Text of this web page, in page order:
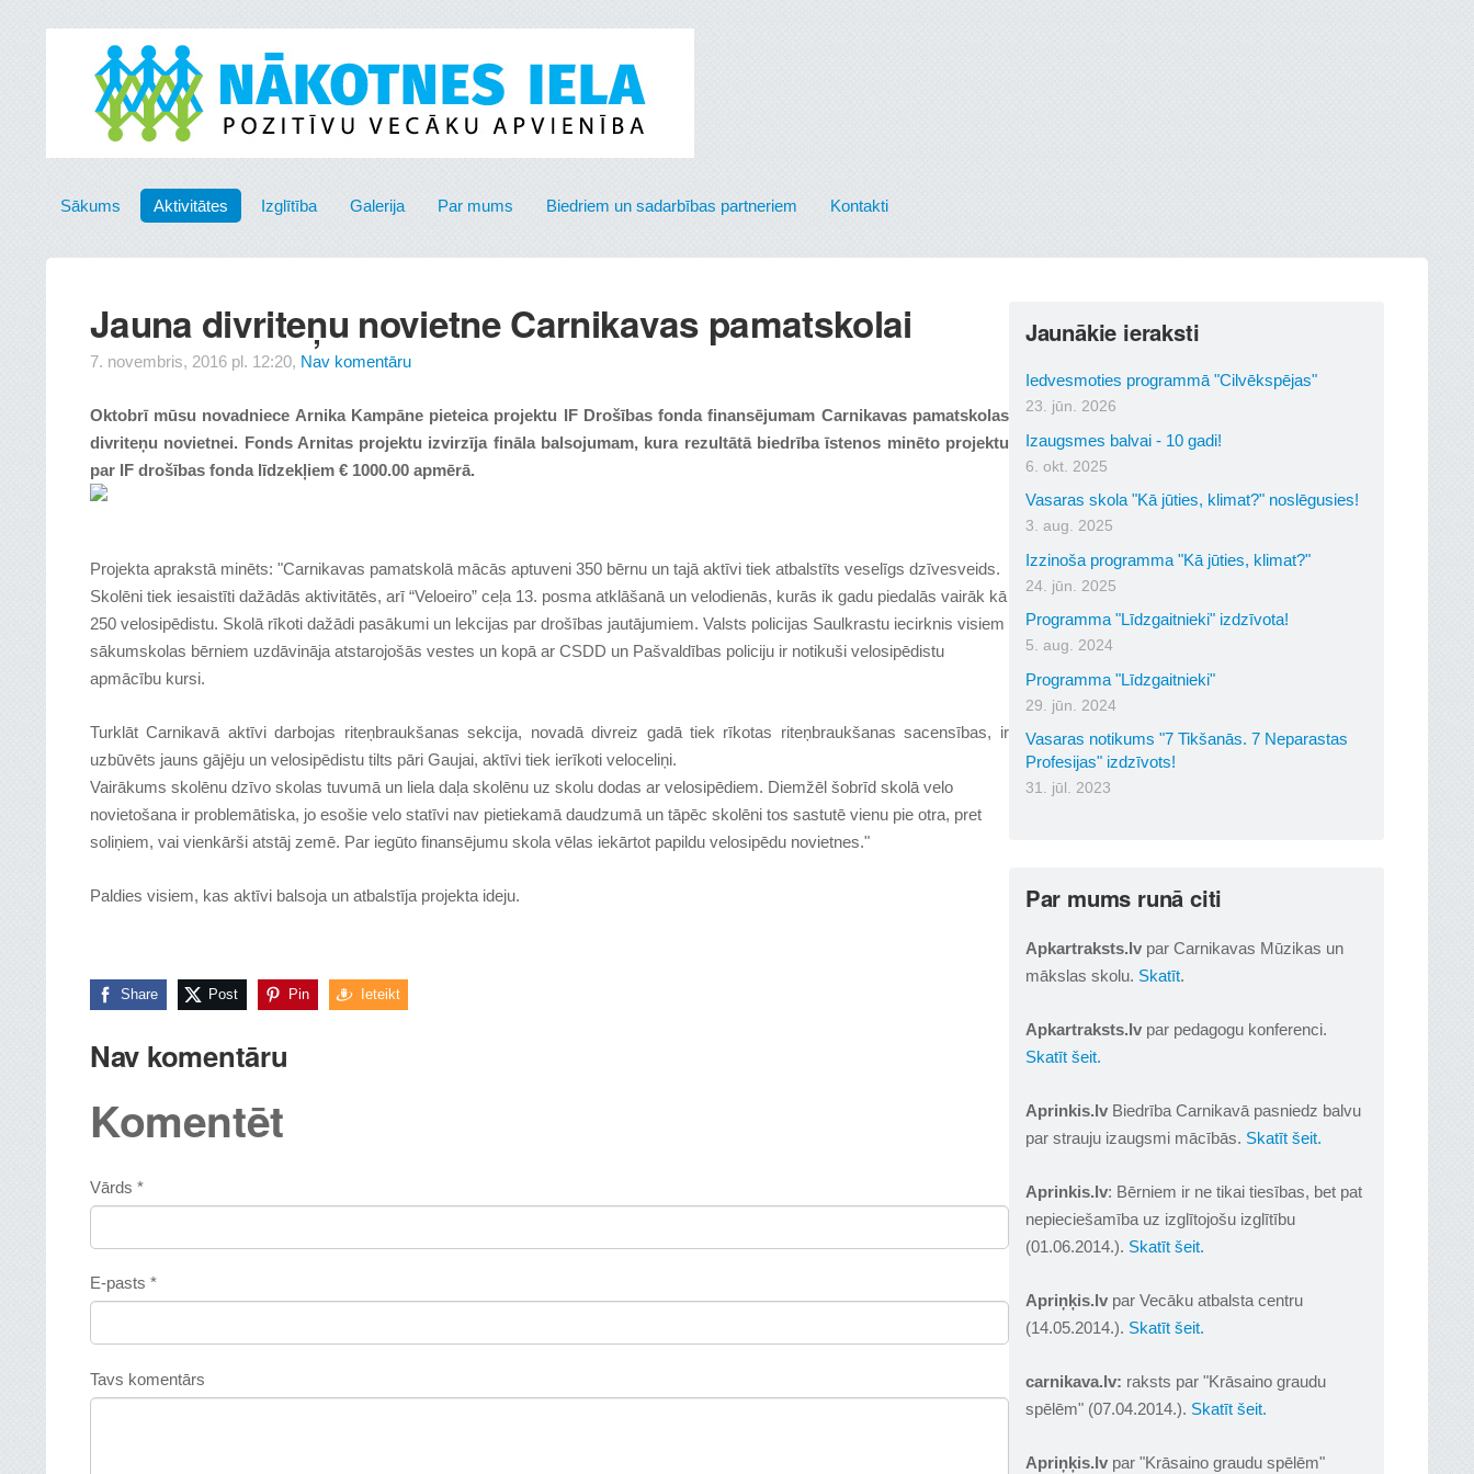
Sākums Aktivitātes Izglītība Galerija Par mums Biedriem un sadarbības partneriem Kontakti
Jaunākie ieraksti
Iedvesmoties programmā "Cilvēkspējas"
23. jūn. 2026
Izaugsmes balvai - 10 gadi!
6. okt. 2025
Vasaras skola "Kā jūties, klimat?" noslēgusies!
3. aug. 2025
Izzinoša programma "Kā jūties, klimat?"
24. jūn. 2025
Programma "Līdzgaitnieki" izdzīvota!
5. aug. 2024
Programma "Līdzgaitnieki"
29. jūn. 2024
Vasaras notikums "7 Tikšanās. 7 Neparastas
Profesijas" izdzīvots!
31. jūl. 2023
Par mums runā citi
Apkartraksts.lvpar Carnikavas Mūzikas un
mākslas skolu. Skatīt.
Apkartraksts.lvpar pedagogu konferenci.
Skatīt šeit.
Aprinkis.lv Biedrība Carnikavā pasniedz balvu
par strauju izaugsmi mācībās. Skatīt šeit.
Aprinkis.lv: Bērniem ir ne tikai tiesības, bet pat
nepieciešamība uz izglītojošu izglītību
(01.06.2014.). Skatīt šeit.
Apriņķis.lvpar Vecāku atbalsta centru
(14.05.2014.). Skatīt šeit.
carnikava.lv: raksts par "Krāsaino graudu
spēlēm" (07.04.2014.). Skatīt šeit.
Apriņķis.lvpar "Krāsaino graudu spēlēm"
Jauna divriteņu novietne Carnikavas pamatskolai
7. novembris, 2016 pl. 12:20, Nav komentāru
Oktobrī mūsu novadniece Arnika Kampāne pieteica projektu IF Drošības fonda finansējumam Carnikavas pamatskolas
divriteņu novietnei. Fonds Arnitas projektu izvirzīja fināla balsojumam, kura rezultātā biedrība īstenos minēto projektu
par IF drošības fonda līdzekļiem € 1000.00 apmērā.
Projekta aprakstā minēts: "Carnikavas pamatskolā mācās aptuveni 350 bērnu un tajā aktīvi tiek atbalstīts veselīgs dzīvesveids.
Skolēni tiek iesaistīti dažādās aktivitātēs, arī “Veloeiro” ceļa 13. posma atklāšanā un velodienās, kurās ik gadu piedalās vairāk kā
250 velosipēdistu. Skolā rīkoti dažādi pasākumi un lekcijas par drošības jautājumiem. Valsts policijas Saulkrastu iecirknis visiem
sākumskolas bērniem uzdāvināja atstarojošās vestes un kopā ar CSDD un Pašvaldības policiju ir notikuši velosipēdistu
apmācību kursi.
Turklāt Carnikavā aktīvi darbojas riteņbraukšanas sekcija, novadā divreiz gadā tiek rīkotas riteņbraukšanas sacensības, ir
uzbūvēts jauns gājēju un velosipēdistu tilts pāri Gaujai, aktīvi tiek ierīkoti veloceliņi.
Vairākums skolēnu dzīvo skolas tuvumā un liela daļa skolēnu uz skolu dodas ar velosipēdiem. Diemžēl šobrīd skolā velo
novietošana ir problemātiska, jo esošie velo statīvi nav pietiekamā daudzumā un tāpēc skolēni tos sastutē vienu pie otra, pret
soliņiem, vai vienkārši atstāj zemē. Par iegūto finansējumu skola vēlas iekārtot papildu velosipēdu novietnes​."
Paldies visiem, kas aktīvi balsoja un atbalstīja projekta ideju.
Share Post Pin Ieteikt
Nav komentāru
Komentēt
Vārds *
E-pasts *
Tavs komentārs